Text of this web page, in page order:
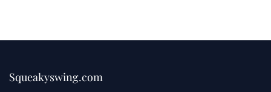
Squeakyswing.com